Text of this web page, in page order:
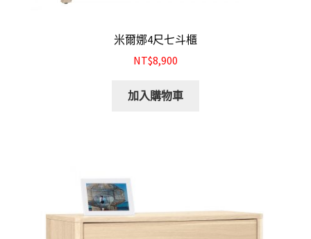
米爾娜4尺七斗櫃
NT$8,900
加入購物車